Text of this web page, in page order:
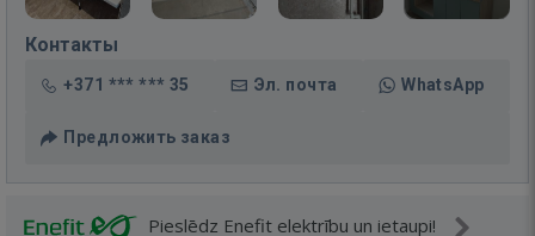
Контакты
+371 *** *** 35 Эл. почта WhatsApp
Предложить заказ
Pieslēdz Enefit elektrību un ietaupi!